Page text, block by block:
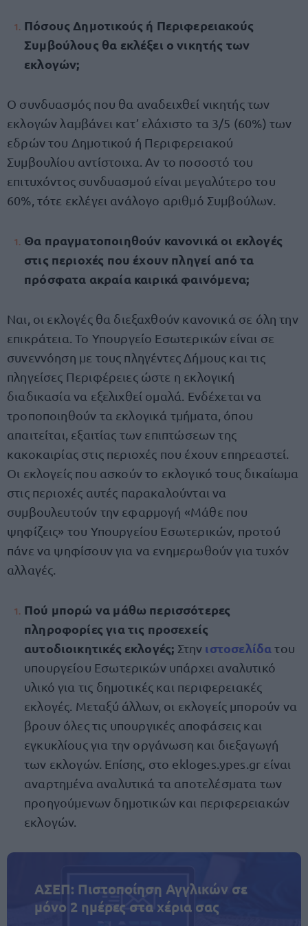
Πόσους Δημοτικούς ή Περιφερειακούς
Συμβούλους θα εκλέξει ο νικητής των
εκλογών;
Ο συνδυασμός που θα αναδειχθεί νικητής των
εκλογών λαμβάνει κατ’ ελάχιστο τα 3/5 (60%) των
εδρών του Δημοτικού ή Περιφερειακού
Συμβουλίου αντίστοιχα. Αν το ποσοστό του
επιτυχόντος συνδυασμού είναι μεγαλύτερο του
60%, τότε εκλέγει ανάλογο αριθμό Συμβούλων.
Θα πραγματοποιηθούν κανονικά οι εκλογές
στις περιοχές που έχουν πληγεί από τα
πρόσφατα ακραία καιρικά φαινόμενα;
Ναι, οι εκλογές θα διεξαχθούν κανονικά σε όλη την
επικράτεια. Το Υπουργείο Εσωτερικών είναι σε
συνεννόηση με τους πληγέντες Δήμους και τις
πληγείσες Περιφέρειες ώστε η εκλογική
διαδικασία να εξελιχθεί ομαλά. Ενδέχεται να
τροποποιηθούν τα εκλογικά τμήματα, όπου
απαιτείται, εξαιτίας των επιπτώσεων της
κακοκαιρίας στις περιοχές που έχουν επηρεαστεί.
Οι εκλογείς που ασκούν το εκλογικό τους δικαίωμα
στις περιοχές αυτές παρακαλούνται να
συμβουλευτούν την εφαρμογή «Μάθε που
ψηφίζεις» του Υπουργείου Εσωτερικών, προτού
πάνε να ψηφίσουν για να ενημερωθούν για τυχόν
αλλαγές.
Πού μπορώ να μάθω περισσότερες
πληροφορίες για τις προσεχείς
αυτοδιοικητικές εκλογές; Στην ιστοσελίδατου
υπουργείου Εσωτερικών υπάρχει αναλυτικό
υλικό για τις δημοτικές και περιφερειακές
εκλογές. Μεταξύ άλλων, οι εκλογείς μπορούν να
βρουν όλες τις υπουργικές αποφάσεις και
εγκυκλίους για την οργάνωση και διεξαγωγή
των εκλογών. Επίσης, στο ekloges.ypes.gr είναι
αναρτημένα αναλυτικά τα αποτελέσματα των
προηγούμενων δημοτικών και περιφερειακών
εκλογών.
ΑΣΕΠ: Πιστοποίηση Αγγλικών σε
μόνο 2 ημέρες στα χέρια σας